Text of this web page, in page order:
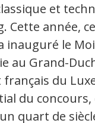
et
Cette année,
inauguré le
au Grand-
du
du
quart de